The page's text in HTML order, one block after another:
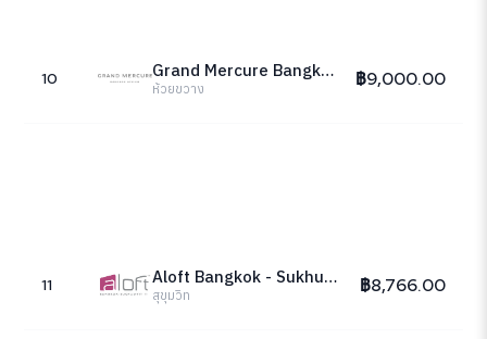
10 Grand Mercure Bangkok Atrium
ห้วยขวาง ฿9,000.00
11 Aloft Bangkok - Sukhumvit 11
สุขุมวิท ฿8,766.00